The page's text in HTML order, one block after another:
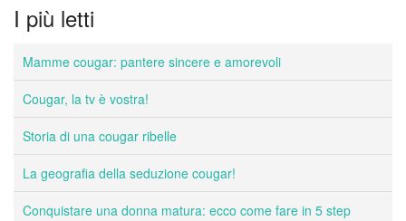
I più letti
Mamme cougar: pantere sincere e amorevoli
Cougar, la tv è vostra!
Storia di una cougar ribelle
La geografia della seduzione cougar!
Conquistare una donna matura: ecco come fare in 5 step